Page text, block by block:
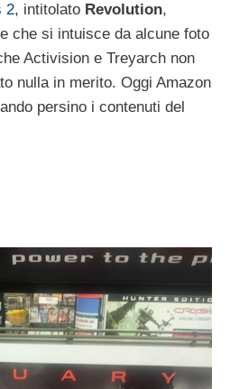
2, intitolato Revolution,
che si intuisce da alcune foto
Activision e Treyarch non
nulla in merito. Oggi Amazon
persino i contenuti del